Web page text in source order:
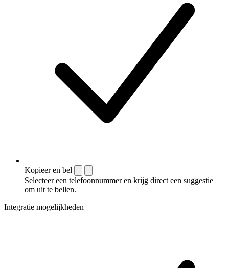
Kopieer en bel
Selecteer een telefoonnummer en krijg direct een suggestie
om uit te bellen.
Integratie mogelijkheden